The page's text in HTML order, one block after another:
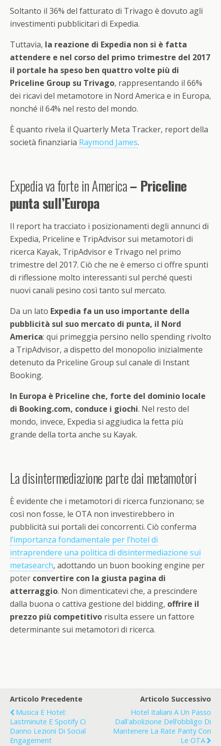
Soltanto il 36% del fatturato di Trivago è dovuto agli
investimenti pubblicitari di Expedia.
Tuttavia, la reazione di Expedia non si è fatta
attendere e nel corso del primo trimestre del 2017
il portale ha speso ben quattro volte più di
Priceline Group su Trivago, rappresentando il 66%
dei ricavi del metamotore in Nord America e in Europa,
nonché il 64% nel resto del mondo.
È quanto rivela il Quarterly Meta Tracker, report della
società finanziaria Raymond James.
Expedia va forte in America– Priceline
punta sull’Europa
Il report ha tracciato i posizionamenti degli annunci di
Expedia, Priceline e TripAdvisor sui metamotori di
ricerca Kayak, TripAdvisor e Trivago nel primo
trimestre del 2017. Ciò che ne è emerso ci offre spunti
di riflessione molto interessanti sul perché questi
nuovi canali pesino così tanto sul mercato.
Da un lato Expedia fa un uso importante della
pubblicità sul suo mercato di punta, il Nord
America: qui primeggia persino nello spending rivolto
a TripAdvisor, a dispetto del monopolio inizialmente
detenuto da Priceline Group sul canale di Instant
Booking.
In Europa è Priceline che, forte del dominio locale
di Booking.com, conduce i giochi. Nel resto del
mondo, invece, Expedia si aggiudica la fetta più
grande della torta anche su Kayak.
La disintermediazione parte dai metamotori
È evidente che i metamotori di ricerca funzionano; se
così non fosse, le OTA non investirebbero in
pubblicità sui portali dei concorrenti. Ciò conferma
l’importanza fondamentale per l’hotel di
intraprendere una politica di disintermediazione sui
metasearch, adottando un buon booking engine per
poter convertire con la giusta pagina di
atterraggio. Non dimenticatevi che, a prescindere
dalla buona o cattiva gestione del bidding, offrire il
prezzo più competitivo risulta essere un fattore
determinante sui metamotori di ricerca.
Articolo Precedente
Musica E Hotel:
Lastminute E Spotify Ci
Danno Lezioni Di Social
Engagement
Articolo Successivo
Hotel Italiani A Un Passo
Dall'abolizione Dell’obbligo Di
Mantenere La Rate Parity Con
Le OTA